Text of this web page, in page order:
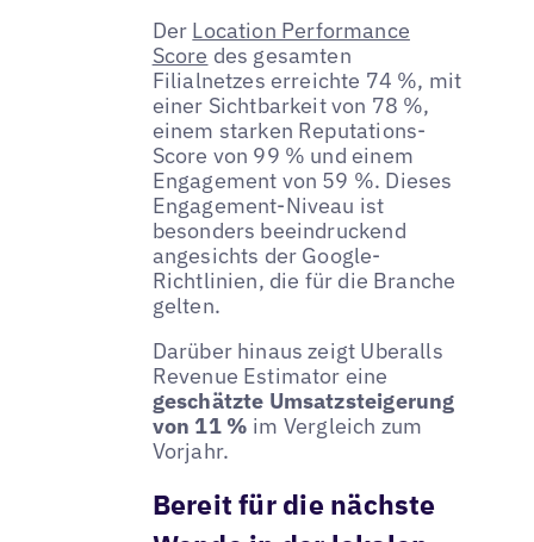
Der Location Performance
Score des gesamten
Filialnetzes erreichte 74 %, mit
einer Sichtbarkeit von 78 %,
einem starken Reputations-
Score von 99 % und einem
Engagement von 59 %. Dieses
Engagement-Niveau ist
besonders beeindruckend
angesichts der Google-
Richtlinien, die für die Branche
gelten.
Darüber hinaus zeigt Uberalls
Revenue Estimator eine
geschätzte Umsatzsteigerung
von 11 % im Vergleich zum
Vorjahr.
Bereit für die nächste